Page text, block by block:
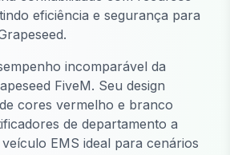
eficiência e segurança para
incomparável da
FiveM. Seu design
cores vermelho e branco
de departamento a
EMS ideal para cenários